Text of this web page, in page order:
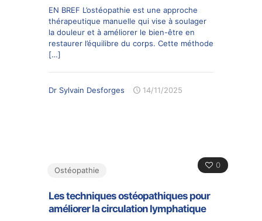
EN BREF L’ostéopathie est une approche
thérapeutique manuelle qui vise à soulager
la douleur et à améliorer le bien-être en
restaurer l’équilibre du corps. Cette méthode
[…]
Dr Sylvain Desforges 14/11/2025
0
Ostéopathie
Les techniques ostéopathiques pour
améliorer la circulation lymphatique